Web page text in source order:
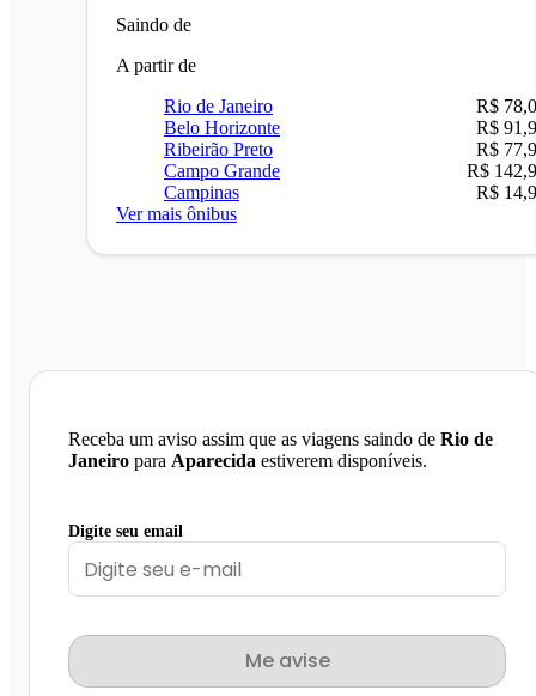
Saindo de
A partir de
Rio de Janeiro
R$
Belo Horizonte
R$
Ribeirão Preto
R$
Campo Grande
R$
Campinas
R$
Ver mais ônibus
Receba um aviso assim que as viagens saindo de Rio de
Janeiro para Aparecida estiverem disponíveis.
Digite seu email
Me avise